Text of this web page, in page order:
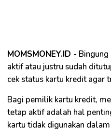
MOMSMONEY.ID -
aktif atau justru sudah
cek status kartu kredit agar
Bagi pemilik kartu kredit,
tetap aktif adalah hal
kartu tidak digunakan